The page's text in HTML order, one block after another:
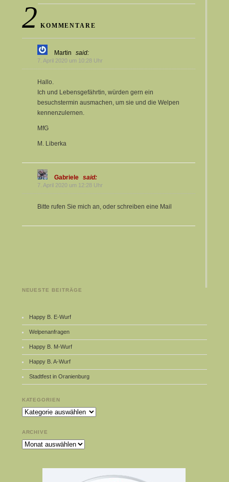
2 KOMMENTARE
Martin said:
7. April 2020 um 10:28 Uhr
Hallo.
Ich und Lebensgefährtin, würden gern ein
besuchstermin ausmachen, um sie und die Welpen
kennenzulernen.
MfG
M. Liberka
Gabriele said:
7. April 2020 um 12:28 Uhr
Bitte rufen Sie mich an, oder schreiben eine Mail
NEUESTE BEITRÄGE
Happy B. E-Wurf
Welpenanfragen
Happy B. M-Wurf
Happy B. A-Wurf
Stadtfest in Oranienburg
KATEGORIEN
Kategorien
ARCHIVE
Archive